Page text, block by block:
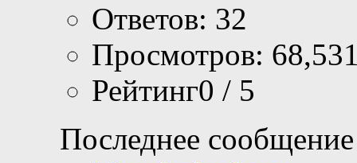
Ответов: 32
Просмотров:
Рейтинг0 / 5
Последнее